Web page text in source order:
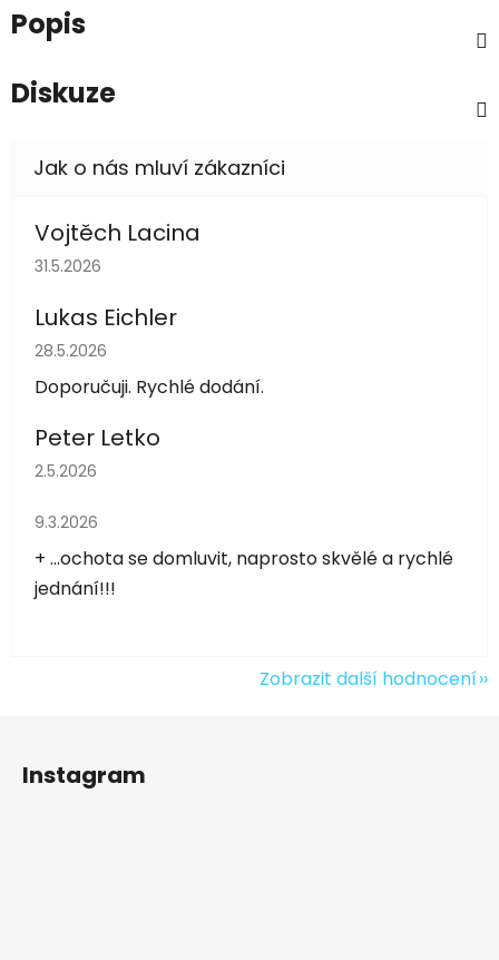
Popis
Diskuze
Vojtěch Lacina
Hodnocení obchodu je 5 z 5 hvězdiček.
31.5.2026
Lukas Eichler
Hodnocení obchodu je 5 z 5 hvězdiček.
28.5.2026
Doporučuji. Rychlé dodání.
Peter Letko
Hodnocení obchodu je 5 z 5 hvězdiček.
2.5.2026
Hodnocení obchodu je 5 z 5 hvězdiček.
9.3.2026
+ ...ochota se domluvit, naprosto skvělé a rychlé
jednání!!!
Zobrazit další hodnocení
Instagram